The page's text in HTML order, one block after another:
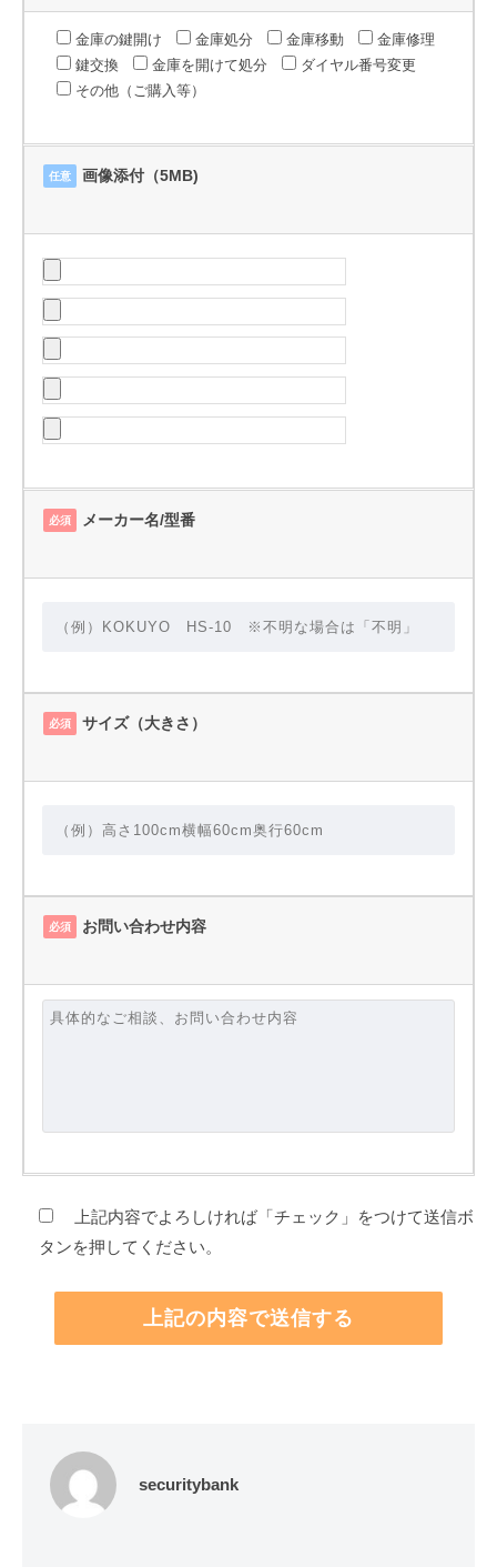
金庫の鍵開け 金庫処分 金庫移動
金庫修理
鍵交換
金庫を開けて処分
ダイヤル番号変更
その他（ご購入等）
任意 画像添付（5MB)
必須 メーカー名/型番
必須 サイズ（大きさ）
必須 お問い合わせ内容
上記内容でよろしければ「チェック」をつけて送信ボ
タンを押してください。
securitybank